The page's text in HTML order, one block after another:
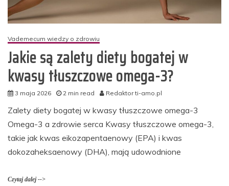
Vademecum wiedzy o zdrowiu
Jakie są zalety diety bogatej w
kwasy tłuszczowe omega-3?
3 maja 2026 2 min read Redaktor ti-amo.pl
Zalety diety bogatej w kwasy tłuszczowe omega-3
Omega-3 a zdrowie serca Kwasy tłuszczowe omega-3,
takie jak kwas eikozapentaenowy (EPA) i kwas
dokozaheksaenowy (DHA), mają udowodnione
Czytaj dalej -->